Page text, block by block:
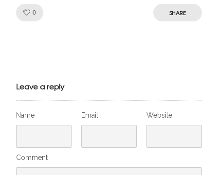
0 SHARE
Leave a reply
Name Email Website
Comment